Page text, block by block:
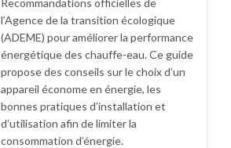
l’Agence de la transition écologique
(ADEME) pour améliorer la performance
énergétique des chauffe-eau. Ce guide
propose des conseils sur le choix d’un
appareil économe en énergie, les
bonnes pratiques d’installation et
d’utilisation afin de limiter la
consommation d’énergie.